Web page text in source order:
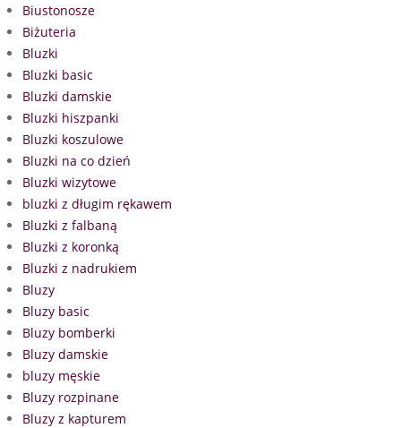
Biustonosze
Biżuteria
Bluzki
Bluzki basic
Bluzki damskie
Bluzki hiszpanki
Bluzki koszulowe
Bluzki na co dzień
Bluzki wizytowe
bluzki z długim rękawem
Bluzki z falbaną
Bluzki z koronką
Bluzki z nadrukiem
Bluzy
Bluzy basic
Bluzy bomberki
Bluzy damskie
bluzy męskie
Bluzy rozpinane
Bluzy z kapturem